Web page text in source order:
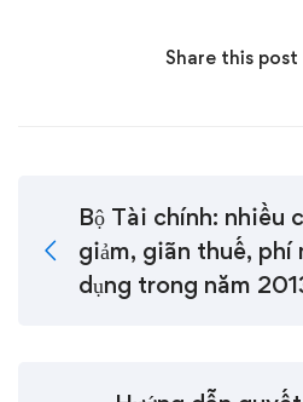
Share this post
Bộ Tài chính: nhiều
giảm, giãn thuế, phí
dụng trong năm